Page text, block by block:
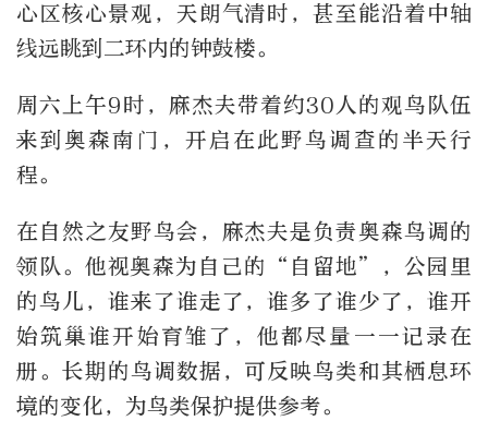
心区核心景观，天朗气清时，甚至能沿着中轴
线远眺到二环内的钟鼓楼。
周六上午9时，麻杰夫带着约30人的观鸟队伍
来到奥森南门，开启在此野鸟调查的半天行
程。
在自然之友野鸟会，麻杰夫是负责奥森鸟调的
领队。他视奥森为自己的“自留地”，公园里
的鸟儿，谁来了谁走了，谁多了谁少了，谁开
始筑巢谁开始育雏了，他都尽量一一记录在
册。长期的鸟调数据，可反映鸟类和其栖息环
境的变化，为鸟类保护提供参考。